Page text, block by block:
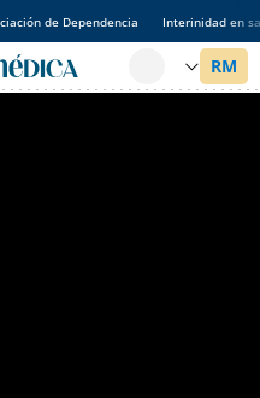
de Dependencia Interinidad en